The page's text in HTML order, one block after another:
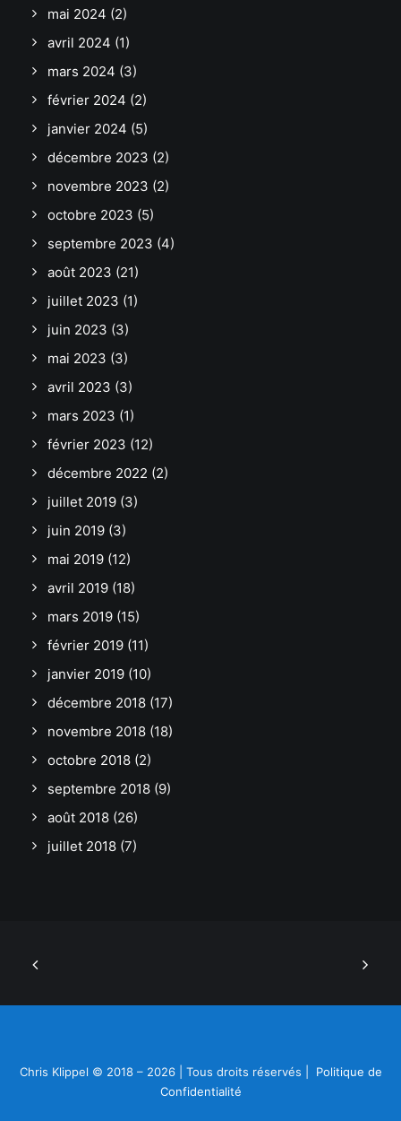
mai 2024 (2)
avril 2024 (1)
mars 2024 (3)
février 2024 (2)
janvier 2024 (5)
décembre 2023 (2)
novembre 2023 (2)
octobre 2023 (5)
septembre 2023 (4)
août 2023 (21)
juillet 2023 (1)
juin 2023 (3)
mai 2023 (3)
avril 2023 (3)
mars 2023 (1)
février 2023 (12)
décembre 2022 (2)
juillet 2019 (3)
juin 2019 (3)
mai 2019 (12)
avril 2019 (18)
mars 2019 (15)
février 2019 (11)
janvier 2019 (10)
décembre 2018 (17)
novembre 2018 (18)
octobre 2018 (2)
septembre 2018 (9)
août 2018 (26)
juillet 2018 (7)
Chris Klippel © 2018 – 2026 | Tous droits réservés | Politique de
Confidentialité